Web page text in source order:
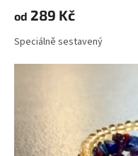
od 289 Kč
Speciálně sestavený